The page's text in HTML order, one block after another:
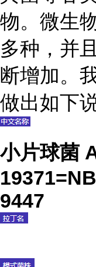
物。微生
多种，并
断增加。
做出如下
小片球菌
9447